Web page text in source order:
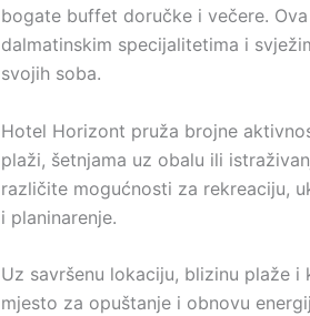
bogate buffet doručke i večere.
dalmatinskim specijalitetima i
svojih soba.
Hotel Horizont pruža brojne
plaži, šetnjama uz obalu ili
različite mogućnosti za rekreaciju,
i planinarenje.
Uz savršenu lokaciju, blizinu plaže
mjesto za opuštanje i obnovu